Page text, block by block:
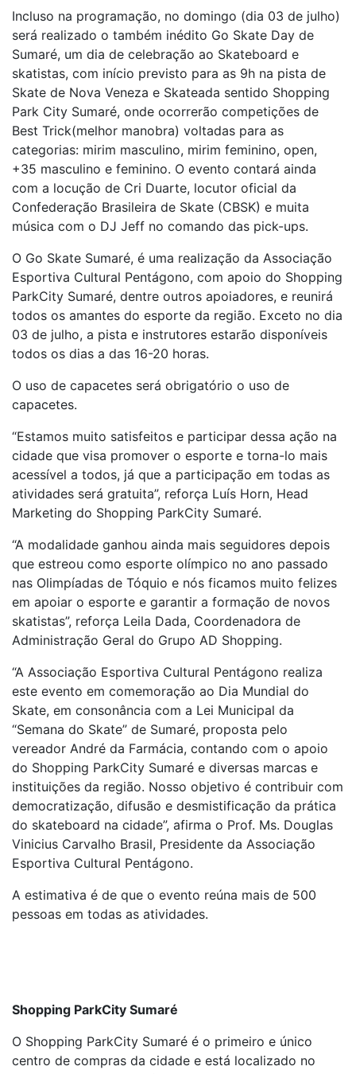
Incluso na programação, no domingo (dia 03 de julho)
será realizado o também inédito Go Skate Day de
Sumaré, um dia de celebração ao Skateboard e
skatistas, com início previsto para as 9h na pista de
Skate de Nova Veneza e Skateada sentido Shopping
Park City Sumaré, onde ocorrerão competições de
Best Trick(melhor manobra) voltadas para as
categorias: mirim masculino, mirim feminino, open,
+35 masculino e feminino. O evento contará ainda
com a locução de Cri Duarte, locutor oficial da
Confederação Brasileira de Skate (CBSK) e muita
música com o DJ Jeff no comando das pick-ups.
O Go Skate Sumaré, é uma realização da Associação
Esportiva Cultural Pentágono, com apoio do Shopping
ParkCity Sumaré, dentre outros apoiadores, e reunirá
todos os amantes do esporte da região. Exceto no dia
03 de julho, a pista e instrutores estarão disponíveis
todos os dias a das 16-20 horas.
O uso de capacetes será obrigatório o uso de
capacetes.
“Estamos muito satisfeitos e participar dessa ação na
cidade que visa promover o esporte e torna-lo mais
acessível a todos, já que a participação em todas as
atividades será gratuita”, reforça Luís Horn, Head
Marketing do Shopping ParkCity Sumaré.
“A modalidade ganhou ainda mais seguidores depois
que estreou como esporte olímpico no ano passado
nas Olimpíadas de Tóquio e nós ficamos muito felizes
em apoiar o esporte e garantir a formação de novos
skatistas”, reforça Leila Dada, Coordenadora de
Administração Geral do Grupo AD Shopping.
“A Associação Esportiva Cultural Pentágono realiza
este evento em comemoração ao Dia Mundial do
Skate, em consonância com a Lei Municipal da
“Semana do Skate” de Sumaré, proposta pelo
vereador André da Farmácia, contando com o apoio
do Shopping ParkCity Sumaré e diversas marcas e
instituições da região. Nosso objetivo é contribuir com
democratização, difusão e desmistificação da prática
do skateboard na cidade”, afirma o Prof. Ms. Douglas
Vinicius Carvalho Brasil, Presidente da Associação
Esportiva Cultural Pentágono.
A estimativa é de que o evento reúna mais de 500
pessoas em todas as atividades.
Shopping ParkCity Sumaré
O Shopping ParkCity Sumaré é o primeiro e único
centro de compras da cidade e está localizado no